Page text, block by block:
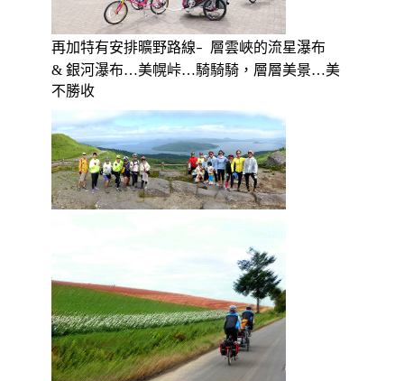
再加特有安排曠野路線– 層雲峽的流星瀑布
& 銀河瀑布…美幌峠…騎騎騎，層層美景…美
不勝收